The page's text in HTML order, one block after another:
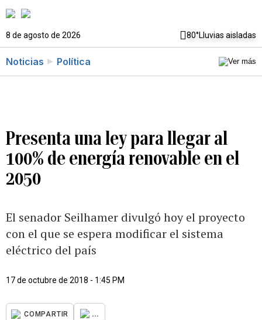
8 de agosto de 2026 80°Lluvias aisladas
Noticias Política
Presenta una ley para llegar al
100% de energía renovable en el
2050
El senador Seilhamer divulgó hoy el proyecto
con el que se espera modificar el sistema
eléctrico del país
17 de octubre de 2018 - 1:45 PM
COMPARTIR ...